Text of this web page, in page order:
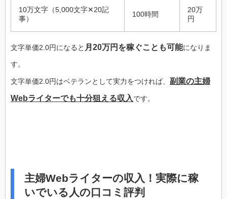
10万文字（5,000文字✕20記
事）
100時間
20万
円
文字単価2.0円になると 月20万円を稼ぐことも可能になりま
す。
文字単価2.0円はベテランとして実力をつければ、 副業の主婦
Webライターでも十分狙える収入です。
主婦Webライターの収入！実際に稼
いでいる人の口コミ評判